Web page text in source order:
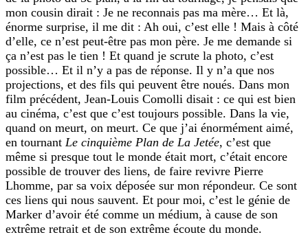
mon cousin dirait : Je ne reconnais pas ma mère… Et là,
énorme surprise, il me dit : Ah oui, c’est elle ! Mais à côté
d’elle, ce n’est peut-être pas mon père. Je me demande si
ça n’est pas le tien ! Et quand je scrute la photo, c’est
possible… Et il n’y a pas de réponse. Il y n’a que nos
projections, et des fils qui peuvent être noués. Dans mon
film précédent, Jean-Louis Comolli disait : ce qui est bien
au cinéma, c’est que c’est toujours possible. Dans la vie,
quand on meurt, on meurt. Ce que j’ai énormément aimé,
en tournant Le cinquième Plan de La Jetée, c’est que
même si presque tout le monde était mort, c’était encore
possible de trouver des liens, de faire revivre Pierre
Lhomme, par sa voix déposée sur mon répondeur. Ce sont
ces liens qui nous sauvent. Et pour moi, c’est le génie de
Marker d’avoir été comme un médium, à cause de son
extrême retrait et de son extrême écoute du monde.